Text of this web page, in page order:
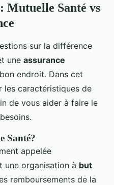
Mutuelle Santé vs
sur la différence
une assurance
endroit. Dans cet
les caractéristiques de
de vous aider à faire le
Santé?
appelée
une organisation à but
remboursements de la